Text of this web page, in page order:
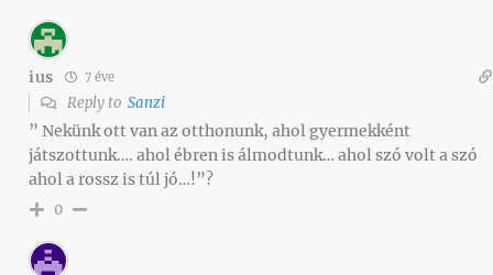
ius 7 éve
Reply to Sanzi
” Nekünk ott van az otthonunk, ahol gyermekként
játszottunk…. ahol ébren is álmodtunk… ahol szó volt a szó
ahol a rossz is túl jó…!”?
0